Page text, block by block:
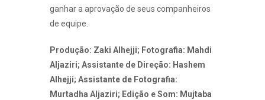
ganhar a aprovação de seus companheiros
de equipe.
Produção: Zaki Alhejji; Fotografia: Mahdi
Aljaziri; Assistante de Direção: Hashem
Alhejji; Assistante de Fotografia:
Murtadha Aljaziri; Edição e Som: Mujtaba